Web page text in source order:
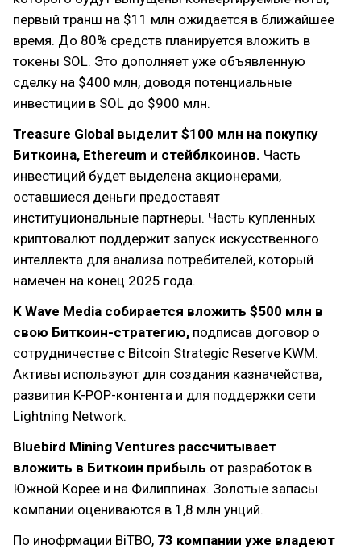
первый транш на $11 млн ожидается в ближайшее
время. До 80% средств планируется вложить в
токены SOL. Это дополняет уже объявленную
сделку на $400 млн, доводя потенциальные
инвестиции в SOL до $900 млн.
Treasure Global выделит $100 млн на покупку
Биткоина, Ethereum и стейблкоинов. Часть
инвестиций будет выделена акционерами,
оставшиеся деньги предоставят
институциональные партнеры. Часть купленных
криптовалют поддержит запуск искусственного
интеллекта для анализа потребителей, который
намечен на конец 2025 года.
K Wave Media собирается вложить $500 млн в
свою Биткоин-стратегию, подписав договор о
сотрудничестве с Bitcoin Strategic Reserve KWM.
Активы используют для создания казначейства,
развития K-POP-контента и для поддержки сети
Lightning Network.
Bluebird Mining Ventures рассчитывает
вложить в Биткоин прибыль от разработок в
Южной Корее и на Филиппинах. Золотые запасы
компании оцениваются в 1,8 млн унций.
По инофрмации BiTBO, 73 компании уже владеют